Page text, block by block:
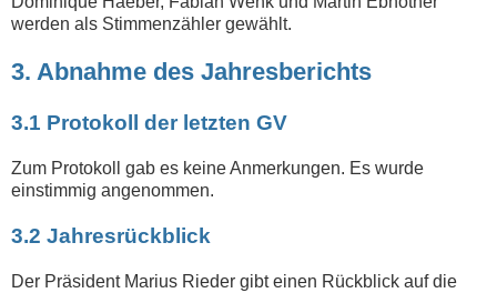
werden als Stimmenzähler gewählt.
3. Abnahme des Jahresberichts
3.1 Protokoll der letzten GV
Zum Protokoll gab es keine Anmerkungen. Es wurde
einstimmig angenommen.
3.2 Jahresrückblick
Der Präsident Marius Rieder gibt einen Rückblick auf die